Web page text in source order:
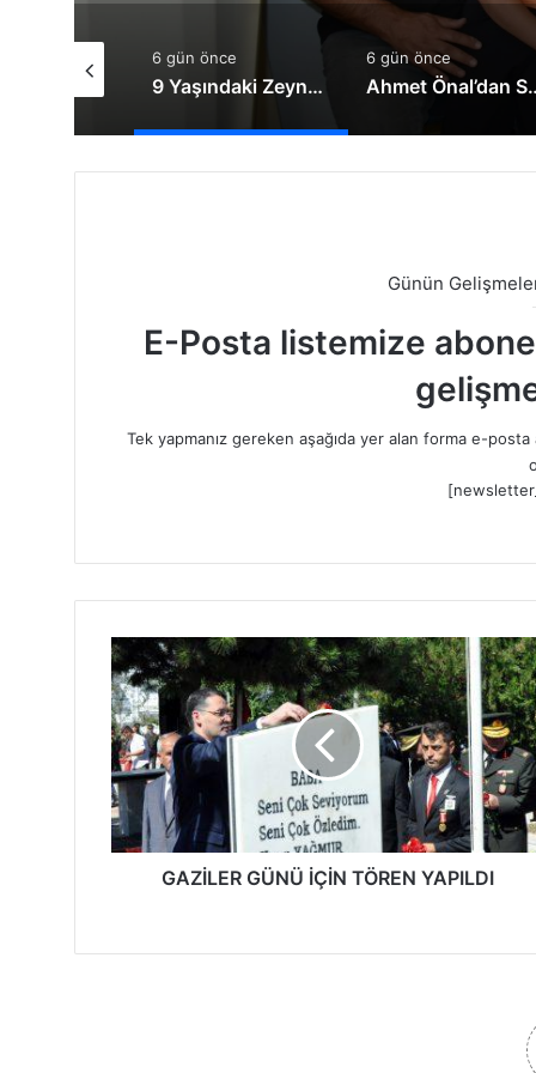
6 gün önce
9 Yaşındaki Zeynep Yaşama Tutunmak İçin Destek Bekliyor
6 gün önce
Ahmet
Günün
E-Posta listemize
Tek yapmanız gereken aşağıda yer alan forma e-
G
A
Z
İ
L
E
R
G
Ü
Ç
GAZİLER GÜNÜ İÇİN TÖREN YAPILDI